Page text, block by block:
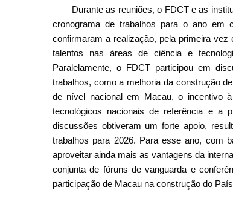
Durante as reuniões, o FDCT e as
cronograma de trabalhos para o ano em
confirmaram a realização, pela primeira
talentos nas áreas de ciência e
Paralelamente, o FDCT participou em
trabalhos, como a melhoria da construção
de nível nacional em Macau, o incentivo
tecnológicos nacionais de referência e a
discussões obtiveram um forte apoio,
trabalhos para 2026. Para esse ano, com
aproveitar ainda mais as vantagens da
conjunta de fóruns de vanguarda e
participação de Macau na construção do